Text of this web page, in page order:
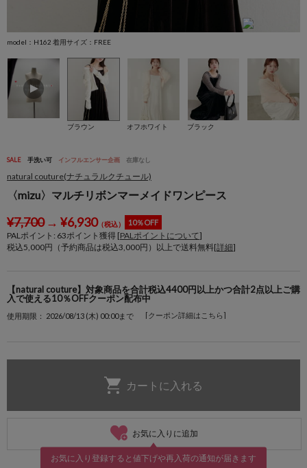
model：H162 着用サイズ：FREE
ブラウン オフホワイト ブラック
SALE 手洗い可 インフルエンサー企画 在庫なし
natural couture(ナチュラルクチュール)
〈mizu〉マルチリボンマーメイドワンピース
¥7,700→ ¥6,930（税込） 10％OFF
PALポイント: 63ポイント獲得 [PALポイントについて]
税込5,000円（予約商品は税込3,000円）以上で送料無料[詳細]
【natural couture】対象商品を合計税込4400円以上かつ合計2点以上ご購
入で使える10％OFFクーポン配布中
使用期限： 2026/08/13 (木) 00:00まで [クーポン詳細はこちら]
お気に入りに追加
お気に入り登録すると値下げや再入荷の通知が届きます